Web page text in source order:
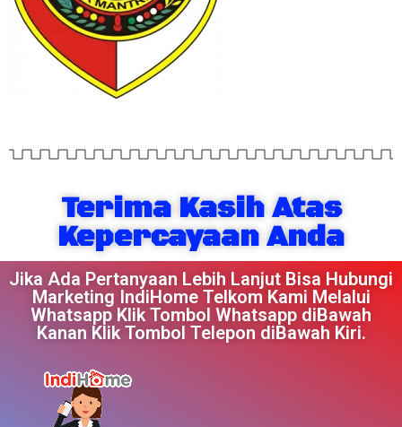
Terima Kasih Atas
Kepercayaan Anda
Jika Ada Pertanyaan Lebih Lanjut Bisa Hubungi
Marketing IndiHome Telkom Kami Melalui
Whatsapp Klik Tombol Whatsapp diBawah
Kanan Klik Tombol Telepon diBawah Kiri.